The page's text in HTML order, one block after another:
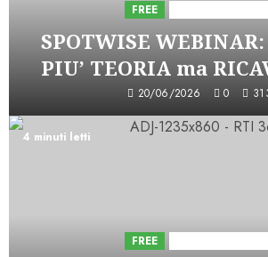
FREE
SPOTWISE
PIU’ TEORIA ma
20/06/2026 0
4 minuti letti
FREE